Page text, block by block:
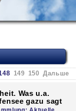
149 150 Дальше
Was u.a.
gazu sagt